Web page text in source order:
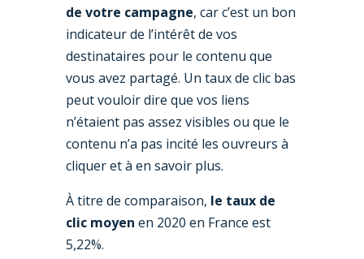
de votre campagne, car c’est un bon
indicateur de l’intérêt de vos
destinataires pour le contenu que
vous avez partagé. Un taux de clic bas
peut vouloir dire que vos liens
n’étaient pas assez visibles ou que le
contenu n’a pas incité les ouvreurs à
cliquer et à en savoir plus.
À titre de comparaison, le taux de
clic moyen en 2020 en France est
5,22%.